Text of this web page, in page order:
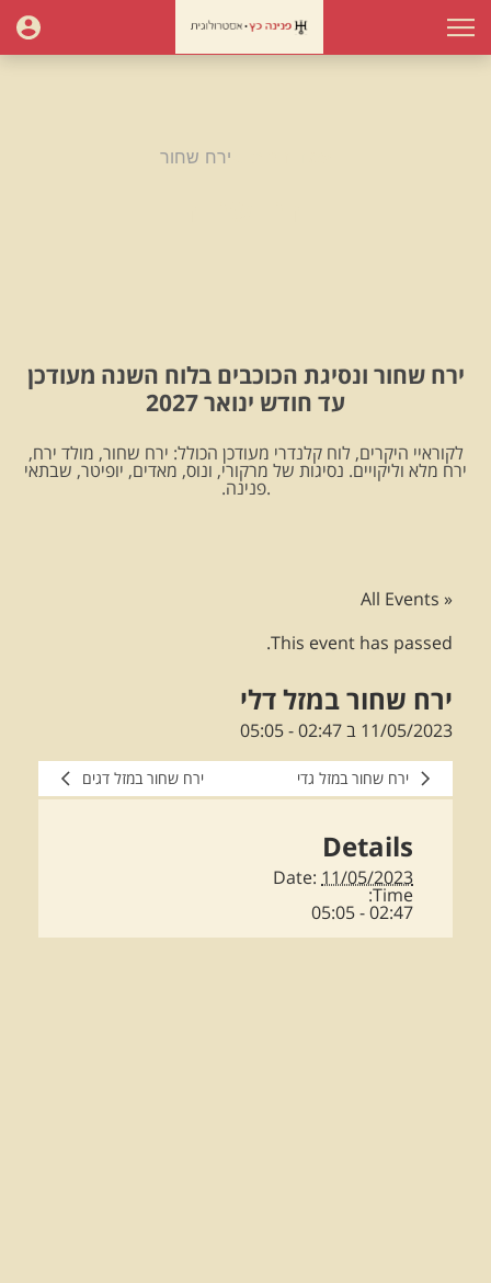
ירח שחור
ירח שחור ונסיגת הכוכבים בלוח השנה מעודכן
עד חודש ינואר 2027
לקוראיי היקרים, לוח קלנדרי מעודכן הכולל: ירח שחור, מולד ירח,
ירח מלא וליקויים. נסיגות של מרקורי, ונוס, מאדים, יופיטר, שבתאי
.פנינה.
« All Events
This event has passed.
ירח שחור במזל דלי
11/05/2023 ב 02:47 -
05:05
ירח שחור במזל גדי ירח שחור במזל דגים
Details
Date: 11/05/2023
Time:
02:47 - 05:05